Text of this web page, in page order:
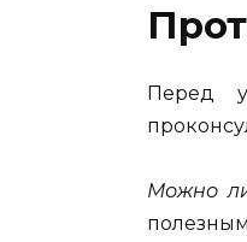
Перед
Можно